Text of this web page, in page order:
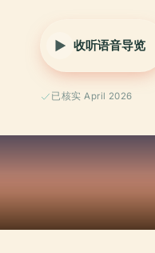
收听语音导览
已核实 April 2026